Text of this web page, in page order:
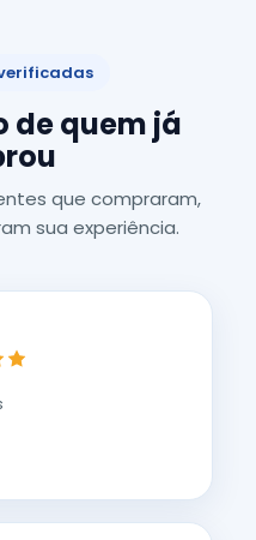
de quem já
que compraram,
sua experiência.